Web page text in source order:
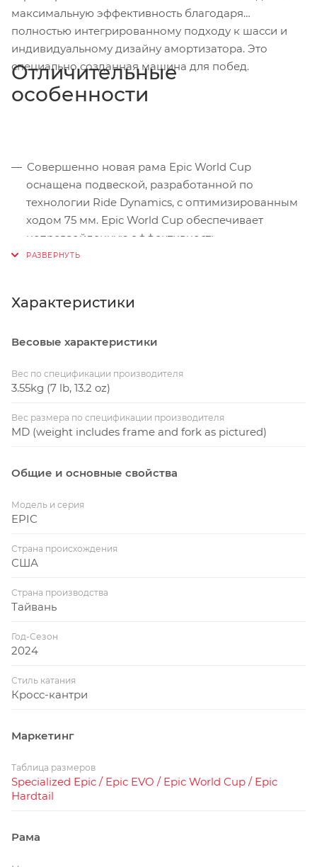
максимальную эффективность благодаря
полностью интегрированному подходу к шасси и
индивидуальному дизайну амортизатора. Это
специально созданная машина для побед.
Отличительные
особенности
Совершенно новая рама Epic World Cup
оснащена подвеской, разработанной по
технологии Ride Dynamics, с оптимизированным
ходом 75 мм. Epic World Cup обеспечивает
непревзойденную эффективность
педалирования и готов к самым трудным
блокировки не требуется.
SL является одним из самых легких на рынке, что
еще больше сокращает вес, позволяя
преодолевать подъемы максимально легко.
обеспечивает 110-миллиметровую эффективность
Характеристики
Весовые характеристики
Вес по спецификации производителя
3.55kg (7 lb, 13.2 oz)
Вес размера по спецификации производителя
MD (weight includes frame and fork as pictured)
Общие и основные свойства
Модель и серия
EPIC
Страна происхождения
США
Страна производства
Тайвань
Год-Сезон
2024
Стиль катания
Кросс-кантри
Маркетинг
Таблица размеров
Specialized Epic / Epic EVO / Epic World Cup / Epic
Hardtail
Рама